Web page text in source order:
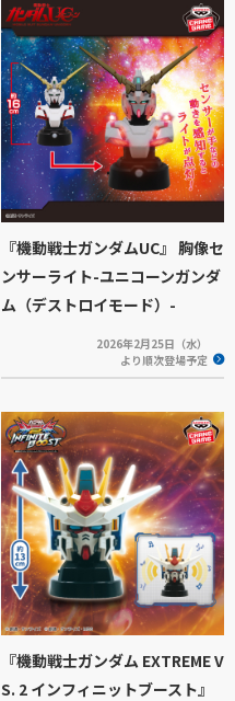
『機動戦士ガンダムUC』 胸像セ
ンサーライト-ユニコーンガンダ
ム（デストロイモード）-
2026年2月25日（水）
より順次登場予定
『機動戦士ガンダム EXTREME V
S. 2 インフィニットブースト』